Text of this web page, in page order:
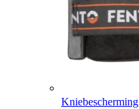
Kniebescherming